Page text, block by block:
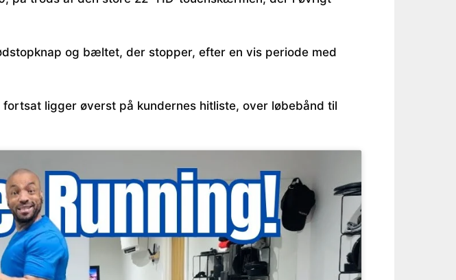
og bæltet, der stopper, efter en vis periode med
ligger øverst på kundernes hitliste, over løbebånd til